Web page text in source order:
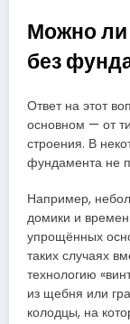
Можно ли
без
Ответ на этот
основном — от
строения. В
фундамента не
Например,
домики и
упрощённых
таких случаях
технологию
из щебня или
колодцы, на